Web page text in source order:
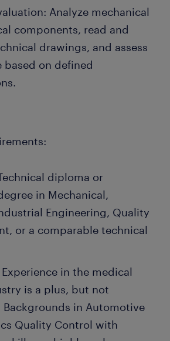
Analyze mechanical
components, read and
drawings, and assess
based on defined
diploma or
in Mechanical,
Engineering, Quality
or a comparable technical
in the medical
is a plus, but not
Backgrounds in Automotive
Quality Control with